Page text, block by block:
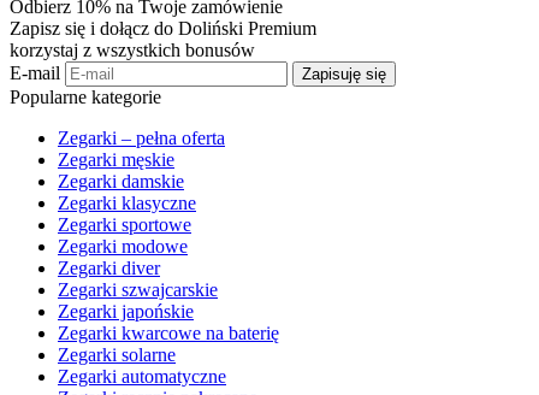
Odbierz 10% na Twoje zamówienie
Zapisz się i dołącz do Doliński Premium
korzystaj z wszystkich bonusów
E-mail
Zapisuję się
Popularne kategorie
Zegarki – pełna oferta
Zegarki męskie
Zegarki damskie
Zegarki klasyczne
Zegarki sportowe
Zegarki modowe
Zegarki diver
Zegarki szwajcarskie
Zegarki japońskie
Zegarki kwarcowe na baterię
Zegarki solarne
Zegarki automatyczne